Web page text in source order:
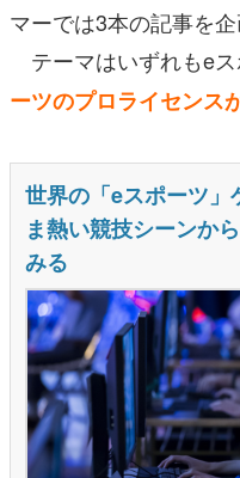
マーでは3本の記事を企
テーマはいずれもeス
ーツのプロライセンス